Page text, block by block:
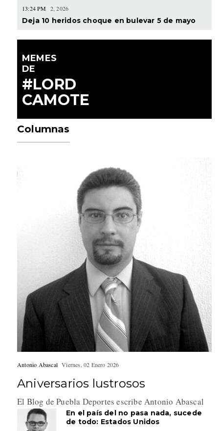
13:24 PM 2, 2026
Deja 10 heridos choque en bulevar 5 de mayo
MEMES
DE
#LORD
CAMOTE
Columnas
Antonio Abascal Viernes, 02 Enero 2026
Aniversarios lustrosos
El Blog de Puebla Deportes escribe Antonio Abascal
En el país del no pasa nada, sucede
de todo: Estados Unidos